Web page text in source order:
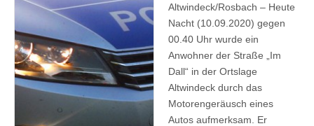
Altwindeck/Rosbach – Heute
Nacht (10.09.2020) gegen
00.40 Uhr wurde ein
Anwohner der Straße „Im
Dall“ in der Ortslage
Altwindeck durch das
Motorengeräusch eines
Autos aufmerksam. Er